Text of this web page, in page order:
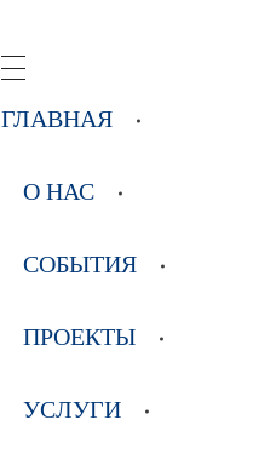
ГЛАВНАЯ
О НАС
СОБЫТИЯ
ПРОЕКТЫ
УСЛУГИ